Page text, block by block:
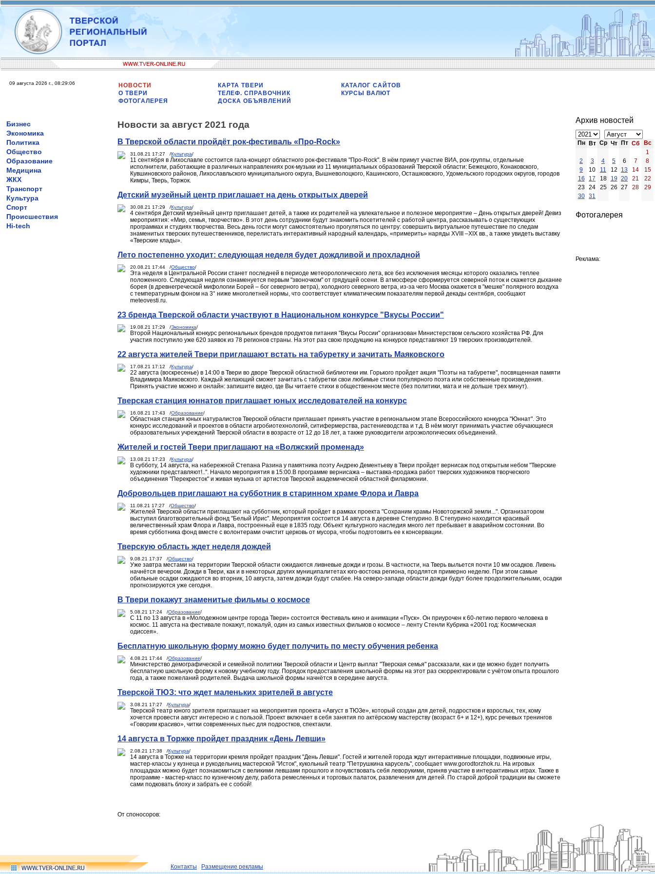
09 августа 2026 г., 08:29:06
НОВОСТИ
О ТВЕРИ
ФОТОГАЛЕРЕЯ
КАРТА ТВЕРИ
ТЕЛЕФ. СПРАВОЧНИК
ДОСКА ОБЪЯВЛЕНИЙ
КАТАЛОГ САЙТОВ
КУРСЫ ВАЛЮТ
Бизнес
Экономика
Политика
Общество
Образование
Медицина
ЖКХ
Транспорт
Культура
Спорт
Происшествия
Hi-tech
Новости за август 2021 года
В Тверской области пройдёт рок-фестиваль «Про-Rock»
31.08.21 17:27 /Культура/
11 сентября в Лихославле состоится гала-концерт областного рок-фестиваля "Про-Rock". В нём примут участие ВИА, рок-группы, отдельные
исполнители, работающие в различных направлениях рок-музыки из 11 муниципальных образований Тверской области: Бежецкого, Конаковского,
Кувшиновского районов, Лихославльского муниципального округа, Вышневолоцкого, Кашинского, Осташковского, Удомельского городских округов, городов
Кимры, Тверь, Торжок.
Детский музейный центр приглашает на день открытых дверей
30.08.21 17:29 /Культура/
4 сентября Детский музейный центр приглашает детей, а также их родителей на увлекательное и полезное мероприятие – День открытых дверей! Девиз
мероприятия: «Мир, семья, творчество». В этот день сотрудники будут знакомить посетителей с работой центра, рассказывать о существующих
программах и студиях творчества. Весь день гости могут самостоятельно прогуляться по центру: совершить виртуальное путешествие по следам
знаменитых тверских путешественников, перелистать интерактивный народный календарь, «примерить» наряды XVIII –XIX вв., а также увидеть выставку
«Тверские клады».
Лето постепенно уходит: следующая неделя будет дождливой и прохладной
20.08.21 17:44 /Общество/
Эта неделя в Центральной России станет последней в периоде метеорологического лета, все без исключения месяцы которого оказались теплее
положенного. Следующая неделя ознаменуется первым "звоночком" от грядущей осени. В атмосфере сформируется северной поток и скажется дыхание
борея (в древнегреческой мифологии Борей – бог северного ветра), холодного северного ветра, из-за чего Москва окажется в "мешке" полярного воздуха
с температурным фоном на 3° ниже многолетней нормы, что соответствует климатическим показателям первой декады сентября, сообщают
meteovesti.ru.
23 бренда Тверской области участвуют в Национальном конкурсе "Вкусы России"
19.08.21 17:29 /Экономика/
Второй Национальный конкурс региональных брендов продуктов питания "Вкусы России" организован Министерством сельского хозяйства РФ. Для
участия поступило уже 620 заявок из 78 регионов страны. На этот раз свою продукцию на конкурсе представляют 19 тверских производителей.
22 августа жителей Твери приглашают встать на табуретку и зачитать Маяковского
17.08.21 17:12 /Культура/
22 августа (воскресенье) в 14:00 в Твери во дворе Тверской областной библиотеки им. Горького пройдет акция "Поэты на табуретке", посвященная памяти
Владимира Маяковского. Каждый желающий сможет зачитать с табуретки свои любимые стихи популярного поэта или собственные произведения.
Принять участие можно и онлайн: запишите видео, где Вы читаете стихи в общественном месте (без политики, мата и не дольше трех минут).
Тверская станция юннатов приглашает юных исследователей на конкурс
16.08.21 17:43 /Образование/
Областная станция юных натуралистов Тверской области приглашает принять участие в региональном этапе Всероссийского конкурса "Юннат". Это
конкурс исследований и проектов в области агробиотехнологий, ситифермерства, растениеводства и т.д. В нём могут принимать участие обучающиеся
образовательных учреждений Тверской области в возрасте от 12 до 18 лет, а также руководители агроэкологических объединений.
Жителей и гостей Твери приглашают на «Волжский променад»
13.08.21 17:23 /Культура/
В субботу, 14 августа, на набережной Степана Разина у памятника поэту Андрею Дементьеву в Твери пройдет вернисаж под открытым небом "Тверские
художники представляют!..". Начало мероприятия в 15:00.В программе вернисажа – выставка-продажа работ тверских художников творческого
объединения "Перекресток" и живая музыка от артистов Тверской академической областной филармонии.
Добровольцев приглашают на субботник в старинном храме Флора и Лавра
11.08.21 17:27 /Общество/
Жителей Тверской области приглашают на субботник, который пройдет в рамках проекта "Сохраним храмы Новоторжской земли...". Организатором
выступил благотворительный фонд "Белый Ирис". Мероприятия состоится 14 августа в деревне Степурино. В Степурино находится красивый
величественный храм Флора и Лавра, построенный еще в 1835 году. Объект культурного наследия много лет пребывает в аварийном состоянии. Во
время субботника фонд вместе с волонтерами очистит церковь от мусора, чтобы подготовить ее к консервации.
Тверскую область ждет неделя дождей
9.08.21 17:37 /Общество/
Уже завтра местами на территории Тверской области ожидаются ливневые дожди и грозы. В частности, на Тверь выльется почти 10 мм осадков. Ливень
начнётся вечером. Дожди в Твери, как и в некоторых других муниципалитетах юго-востока региона, продлятся примерно неделю. При этом самые
обильные осадки ожидаются во вторник, 10 августа, затем дожди будут слабее. На северо-западе области дожди будут более продолжительными, осадки
прогнозируются уже сегодня.
В Твери покажут знаменитые фильмы о космосе
5.08.21 17:24 /Образование/
С 11 по 13 августа в «Молодежном центре города Твери» состоится Фестиваль кино и анимации «Пуск». Он приурочен к 60-летию первого человека в
космос. 11 августа на фестивале покажут, пожалуй, один из самых известных фильмов о космосе – ленту Стенли Кубрика «2001 год: Космическая
одиссея».
Бесплатную школьную форму можно будет получить по месту обучения ребенка
4.08.21 17:44 /Образование/
Министерство демографической и семейной политики Тверской области и Центр выплат "Тверская семья" рассказали, как и где можно будет получить
бесплатную школьную форму к новому учебному году. Порядок предоставления школьной формы на этот раз скорректировали с учётом опыта прошлого
года, а также пожеланий родителей. Выдача школьной формы начнётся в середине августа.
Тверской ТЮЗ: что ждет маленьких зрителей в августе
3.08.21 17:27 /Культура/
Тверской театр юного зрителя приглашает на мероприятия проекта «Август в ТЮЗе», который создан для детей, подростков и взрослых, тех, кому
хочется провести август интересно и с пользой. Проект включает в себя занятия по актёрскому мастерству (возраст 6+ и 12+), курс речевых тренингов
«Говорим красиво», читки современных пьес для подростков, спектакли.
14 августа в Торжке пройдет праздник «День Левши»
2.08.21 17:38 /Культура/
14 августа в Торжке на территории кремля пройдет праздник "День Левши". Гостей и жителей города ждут интерактивные площадки, подвижные игры,
мастер-классы у кузнеца и рукодельниц мастерской "Исток", кукольный театр "Петрушкина карусель", сообщает www.gorodtorzhok.ru. На игровых
площадках можно будет познакомиться с великими левшами прошлого и почувствовать себя леворукими, приняв участие в интерактивных играх. Также в
программе - мастер-класс по кузнечному делу, работа ремесленных и торговых палаток, развлечения для детей. По старой доброй традиции вы сможете
сами подковать блоху и забрать ее с собой!
От споносоров:
Архив новостей
Пн Вт Ср Чт Пт Сб
Вс
1
2
3 4 5 6 7
8
9
10 11 12 13 14
15
16
17 18 19 20 21
22
23
24 25 26 27 28
29
30
31
Фотогалерея
Реклама:
Контакты Размещение рекламы